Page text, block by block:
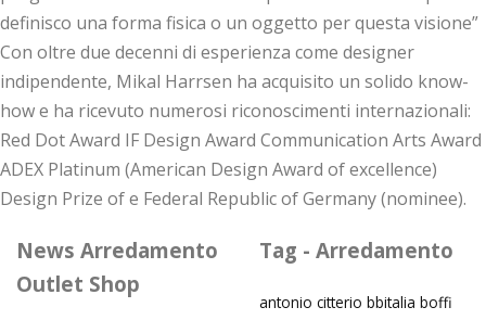
definisco una forma fisica o un oggetto per questa visione”
Con oltre due decenni di esperienza come designer
indipendente, Mikal Harrsen ha acquisito un solido know-
how e ha ricevuto numerosi riconoscimenti internazionali:
Red Dot Award IF Design Award Communication Arts Award
ADEX Platinum (American Design Award of excellence)
Design Prize of e Federal Republic of Germany (nominee).
News Arredamento
Outlet Shop
Tag - Arredamento
antonio citterio bbitalia boffi